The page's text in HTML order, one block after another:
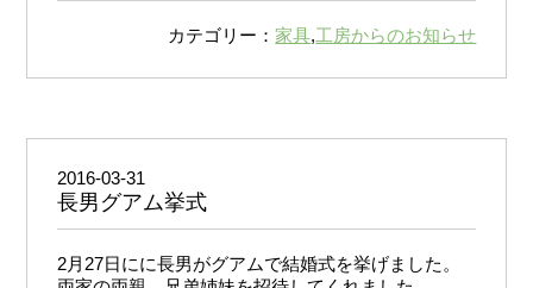
カテゴリー：家具,工房からのお知らせ
2016-03-31
長男グアム挙式
2月27日にに長男がグアムで結婚式を挙げました。